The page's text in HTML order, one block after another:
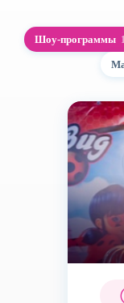
Шоу-программы